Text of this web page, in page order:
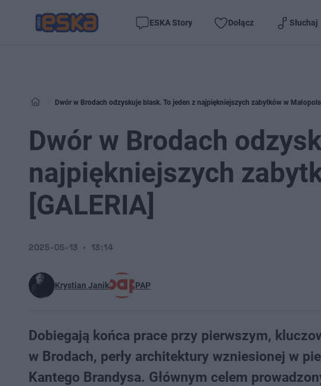
ESKA Story Dołącz Słuchaj
Dwór w Brodach odzyskuje blask. To jeden z najpiękniejszych zabytków w
Dwór w Brodach
najpiękniejszych
[GALERIA]
Krystian Janik PAP
2025-05-13 13:14
Dobiegają końca prace przy pierwszym,
w Brodach, perły architektury wzniesionej w
Kantego Brandysa. Głównym celem